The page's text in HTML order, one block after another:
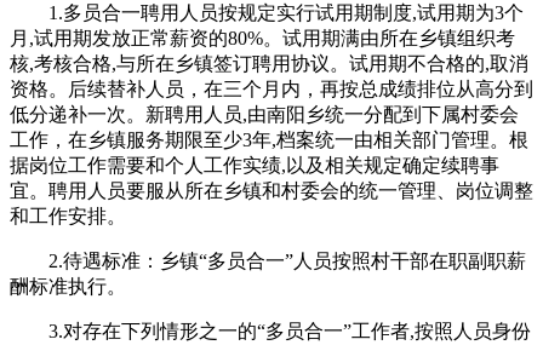
1.多员合一聘用人员按规定实行试用期制度,试用期为3个
月,试用期发放正常薪资的80%。试用期满由所在乡镇组织考
核,考核合格,与所在乡镇签订聘用协议。试用期不合格的,取消
资格。后续替补人员，在三个月内，再按总成绩排位从高分到
低分递补一次。新聘用人员,由南阳乡统一分配到下属村委会
工作，在乡镇服务期限至少3年,档案统一由相关部门管理。根
据岗位工作需要和个人工作实绩,以及相关规定确定续聘事
宜。聘用人员要服从所在乡镇和村委会的统一管理、岗位调整
和工作安排。
2.待遇标准：乡镇“多员合一”人员按照村干部在职副职薪
酬标准执行。
3.对存在下列情形之一的“多员合一”工作者,按照人员身份